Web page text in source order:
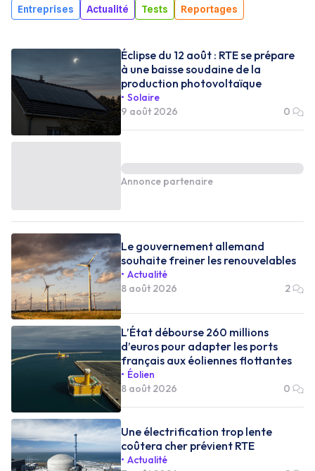
Entreprises Actualité Tests Reportages
Éclipse du 12 août : RTE se prépare
à une baisse soudaine de la
production photovoltaïque
Solaire
9 août 2026
0
Annonce partenaire
Le gouvernement allemand
souhaite freiner les renouvelables
Actualité
8 août 2026
2
L’État débourse 260 millions
d’euros pour adapter les ports
français aux éoliennes flottantes
Éolien
8 août 2026
0
Une électrification trop lente
coûtera cher prévient RTE
Actualité